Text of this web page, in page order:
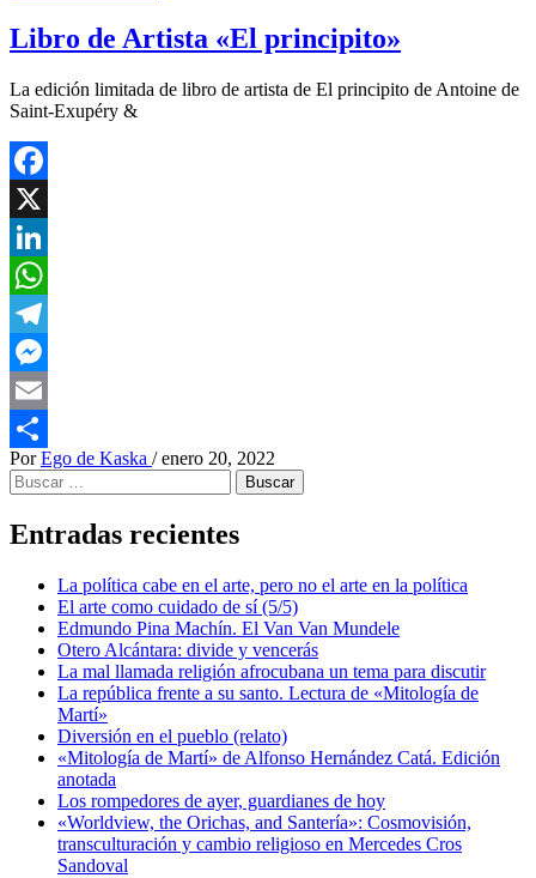
Libro de Artista «El principito»
La edición limitada de libro de artista de El principito de Antoine de
Saint-Exupéry &
Facebook
X
LinkedIn
WhatsApp
Telegram
Messenger
Email
Compartir
Por Ego de Kaska / enero 20, 2022
Buscar:
Entradas recientes
La política cabe en el arte, pero no el arte en la política
El arte como cuidado de sí (5/5)
Edmundo Pina Machín. El Van Van Mundele
Otero Alcántara: divide y vencerás
La mal llamada religión afrocubana un tema para discutir
La república frente a su santo. Lectura de «Mitología de
Martí»
Diversión en el pueblo (relato)
«Mitología de Martí» de Alfonso Hernández Catá. Edición
anotada
Los rompedores de ayer, guardianes de hoy
«Worldview, the Orichas, and Santería»: Cosmovisión,
transculturación y cambio religioso en Mercedes Cros
Sandoval